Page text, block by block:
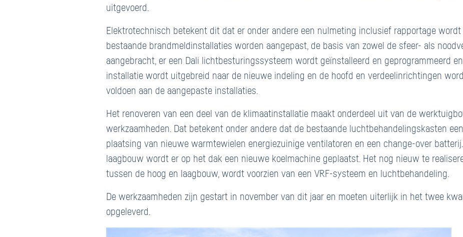
uitgevoerd.
Elektrotechnisch betekent dit dat er onder andere een nulmeting inclusief rapportage
bestaande brandmeldinstallaties worden aangepast, de basis van zowel de sfeer- als
aangebracht, er een Dali lichtbesturingssysteem wordt geïnstalleerd en geprogrammeerd
installatie wordt uitgebreid naar de nieuwe indeling en de hoofd en verdeelinrichtingen
voldoen aan de aangepaste installaties.
Het renoveren van een deel van de klimaatinstallatie maakt onderdeel uit van de
werkzaamheden. Dat betekent onder andere dat de bestaande luchtbehandelingskasten
plaatsing van nieuwe warmtewielen energiezuinige ventilatoren en een change-over
laagbouw wordt er op het dak een nieuwe koelmachine geplaatst. Het nog nieuw te
tussen de hoog en laagbouw, wordt voorzien van een VRF-systeem en luchtbehandeling.
De werkzaamheden zijn gestart in november van dit jaar en moeten uiterlijk in het twee
opgeleverd.